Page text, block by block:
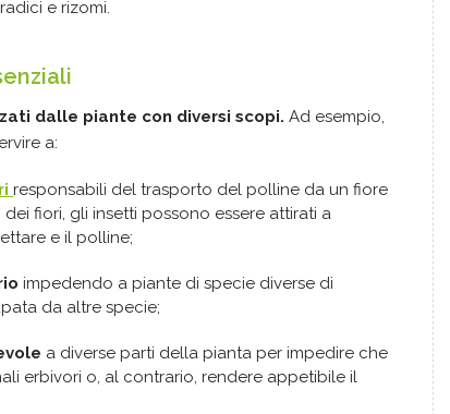
e rizomi.
dalle piante con diversi scopi. Ad esempio,
a:
responsabili del trasporto del polline da un fiore
fiori, gli insetti possono essere attirati a
e il polline;
impedendo a piante di specie diverse di
da altre specie;
a diverse parti della pianta per impedire che
erbivori o, al contrario, rendere appetibile il